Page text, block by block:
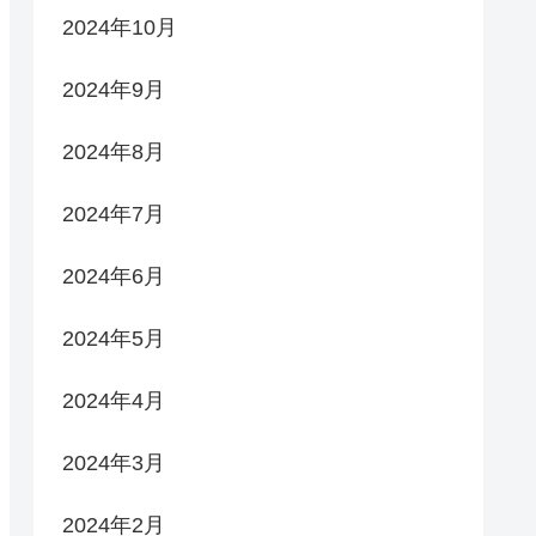
2024年10月
2024年9月
2024年8月
2024年7月
2024年6月
2024年5月
2024年4月
2024年3月
2024年2月